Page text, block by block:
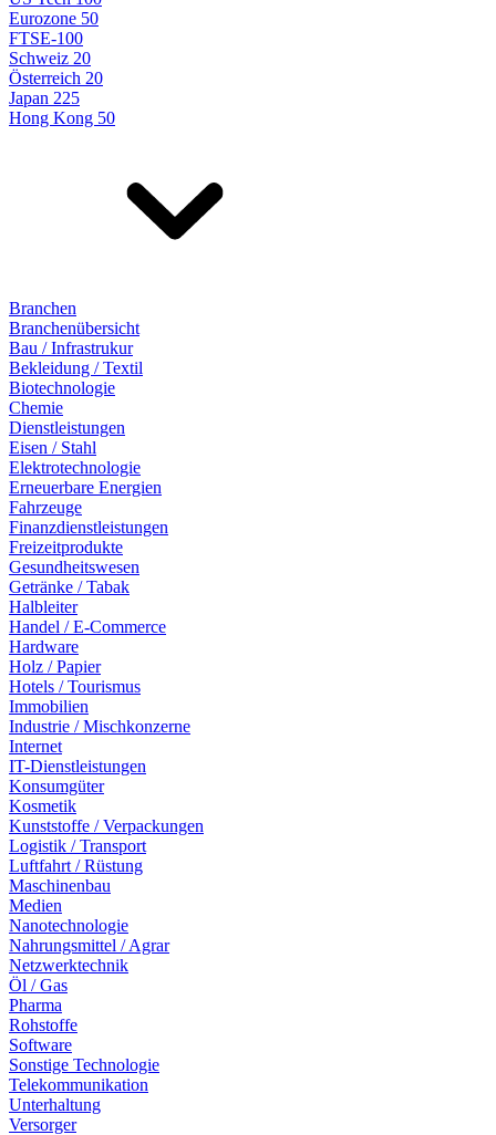
Eurozone 50
FTSE-100
Schweiz 20
Österreich 20
Japan 225
Hong Kong 50
Branchen
Branchenübersicht
Bau / Infrastrukur
Bekleidung / Textil
Biotechnologie
Chemie
Dienstleistungen
Eisen / Stahl
Elektrotechnologie
Erneuerbare Energien
Fahrzeuge
Finanzdienstleistungen
Freizeitprodukte
Gesundheitswesen
Getränke / Tabak
Halbleiter
Handel / E-Commerce
Hardware
Holz / Papier
Hotels / Tourismus
Immobilien
Industrie / Mischkonzerne
Internet
IT-Dienstleistungen
Konsumgüter
Kosmetik
Kunststoffe / Verpackungen
Logistik / Transport
Luftfahrt / Rüstung
Maschinenbau
Medien
Nanotechnologie
Nahrungsmittel / Agrar
Netzwerktechnik
Öl / Gas
Pharma
Rohstoffe
Software
Sonstige Technologie
Telekommunikation
Unterhaltung
Versorger